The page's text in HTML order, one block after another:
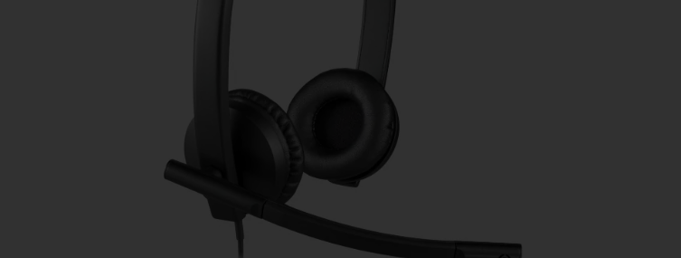
ไมโครโฟนตัดเสียงรบกวน: สนทนาได้อย่างชัดเจน แม้ในสภาพแวดล้อมที่มีเสียงรบกวน
การเชื่อมต่อ USB ที่ง่ายดาย: ใช้งานได้ทันที เพียงเสียบปลั๊ก ไม่ต้องติดตั้งไดรเวอร์
ปุ่มควบคุมบนสาย: ปรับระดับเสียง หรือปิดเสียงไมโครโฟนได้ง่ายๆ เพียงปลายนิ้วสัมผัส
ดีไซน์ที่เรียบง่ายและสวมใส่สบาย: น้ำหนักเบา บุด้วยหนังเทียม และปรับขนาดได้ เหมาะ
สำหรับการใช้งานเป็นเวลานาน
ความทนทาน: วัสดุคุณภาพสูง ทนทานต่อการใช้งานในชีวิตประจำวัน
ดาวน์โหลด Datasheet
เพิ่มใส่ตะกร้า ขอใบเสนอราคา